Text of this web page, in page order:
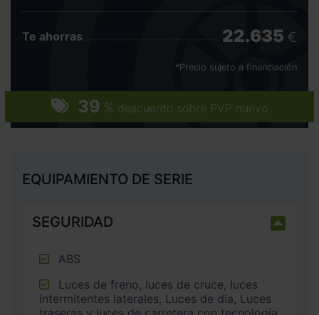
39 % descuento sobre PVP nuevo
Te ahorras 22.635 €
*Precio sujeto a financiación
EQUIPAMIENTO DE SERIE
SEGURIDAD
ABS
intermitentes laterales, Luces de día, Luces